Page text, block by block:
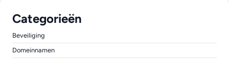
Categorieën
Beveiliging
Domeinnamen